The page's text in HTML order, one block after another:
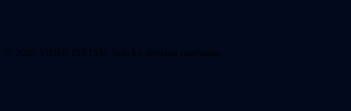
© 2026. VIDEO INSTAN. Todo los derechos reservados.